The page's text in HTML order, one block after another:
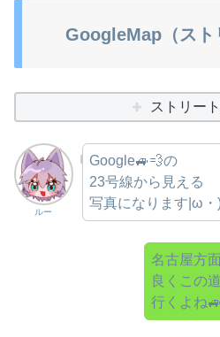
GoogleMap（スト
ストリー
ルー
Google🚙💨の
23号線から見える
写真になります|ω・
名古屋方
良くこの
行くよね